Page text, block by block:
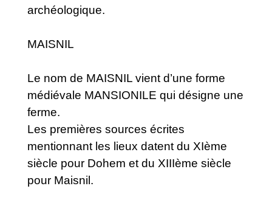
archéologique.
MAISNIL
Le nom de MAISNIL vient d’une forme
médiévale MANSIONILE qui désigne une
ferme.
Les premières sources écrites
mentionnant les lieux datent du XIème
siècle pour Dohem et du XIIIème siècle
pour Maisnil.